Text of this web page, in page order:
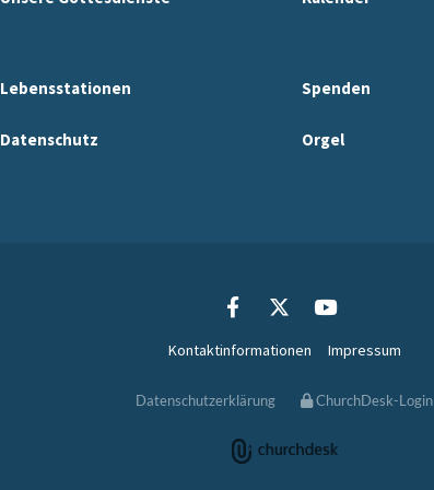
Lebensstationen Spenden
Datenschutz Orgel
Kontaktinformationen Impressum
Datenschutzerklärung ChurchDesk-Login